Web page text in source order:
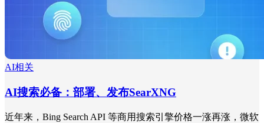
AI相关
AI搜索必备：部署、发布SearXNG
近年来，Bing Search API 等商用搜索引擎价格一涨再涨，微软